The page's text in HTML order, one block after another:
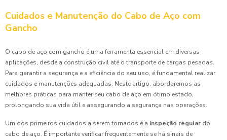
Cuidados e Manutenção do Cabo de Aço com
Gancho
O cabo de aço com gancho é uma ferramenta essencial em diversas
aplicações, desde a construção civil até o transporte de cargas pesadas.
Para garantir a segurança e a eficiência do seu uso, é fundamental realizar
cuidados e manutenções adequadas. Neste artigo, abordaremos as
melhores práticas para manter seu cabo de aço em ótimo estado,
prolongando sua vida útil e assegurando a segurança nas operações.
Um dos primeiros cuidados a serem tomados é a inspeção regular do
cabo de aço. É importante verificar frequentemente se há sinais de